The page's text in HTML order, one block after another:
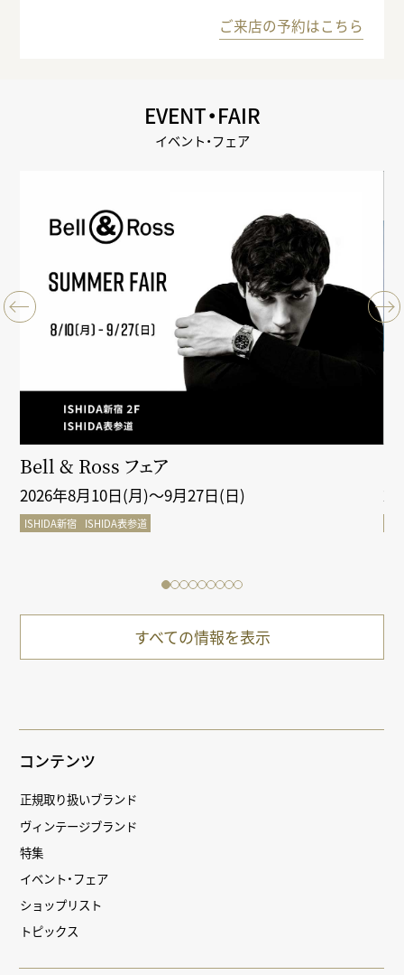
ご来店の予約はこちら
EVENT・FAIR
イベント・フェア
Bell & Ross フェア
2026年8月10日(月)～9月27日(日)
ISHIDA新宿 ISHIDA表参道
すべての情報を表示
コンテンツ
正規取り扱いブランド
ヴィンテージブランド
特集
イベント・フェア
ショップリスト
トピックス